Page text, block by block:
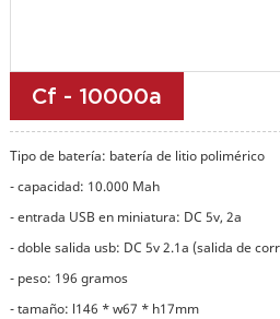
Cf - 10000a
Tipo de batería: batería de litio polimérico
- capacidad: 10.000 Mah
- entrada USB en miniatura: DC 5v, 2a
- doble salida usb: DC 5v 2.1a (salida de
- peso: 196 gramos
- tamaño: l146 * w67 * h17mm